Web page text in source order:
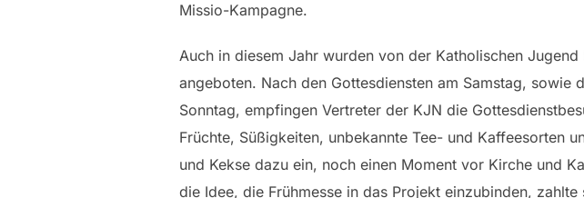
Missio-Kampagne.
Auch in diesem Jahr wurden von der Katholischen
angeboten. Nach den Gottesdiensten am Samstag, sowie
Sonntag, empfingen Vertreter der KJN die
Früchte, Süßigkeiten, unbekannte Tee- und Kaffeesorten
und Kekse dazu ein, noch einen Moment vor Kirche und
die Idee, die Frühmesse in das Projekt einzubinden,